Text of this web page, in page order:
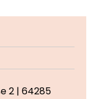
2 | 64285